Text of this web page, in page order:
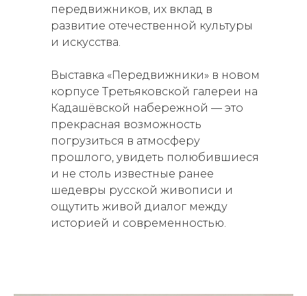
передвижников, их вклад в
развитие отечественной культуры
и искусства.
Выставка «Передвижники» в новом
корпусе Третьяковской галереи на
Кадашёвской набережной — это
прекрасная возможность
погрузиться в атмосферу
прошлого, увидеть полюбившиеся
и не столь известные ранее
шедевры русской живописи и
ощутить живой диалог между
историей и современностью.